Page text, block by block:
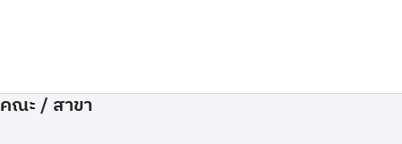
คณะ / สาขา